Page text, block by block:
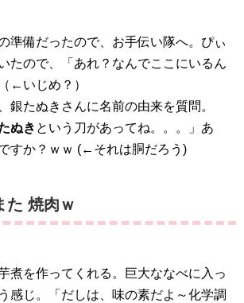
準備だったので、お手伝い隊へ。ぴぃ
たので、「あれ？なんでここにいるん
←いじめ？）
銀たぬきさんに名前の由来を質問。
ぬき という刀があってね。。。」あ
すか？ｗｗ (←それは胴だろう)
た 焼肉ｗ
煮を作ってくれる。巨大ななべに入っ
感じ。「だしは、味の素だよ～化学調